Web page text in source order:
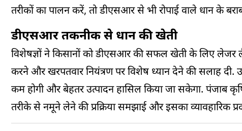
तरीकों का पालन करें, तो डीएसआर से भी रोपाई वाले धान के
डीएसआर तकनीक से धान की खेती
विशेषज्ञों ने किसानों को डीएसआर की सफल खेती के लिए लेजर
करने और खरपतवार नियंत्रण पर विशेष ध्यान देने की सलाह
कम होगी और बेहतर उत्पादन हासिल किया जा सकेगा. पंजाब कृषि
तरीके से नमूने लेने की प्रक्रिया समझाई और इसका व्यावहारिक